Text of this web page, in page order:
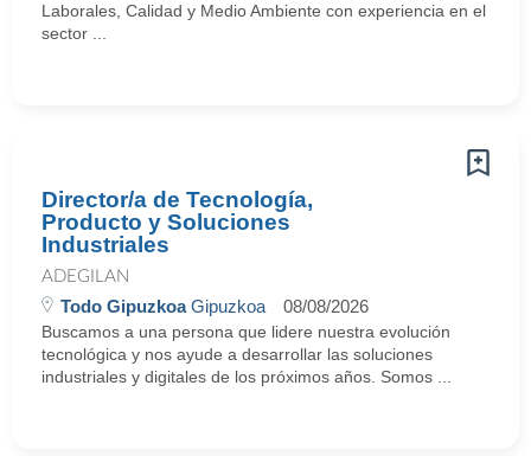
Laborales, Calidad y Medio Ambiente con experiencia en el
sector ...
Director/a de Tecnología,
Producto y Soluciones
Industriales
ADEGILAN
Todo GipuzkoaGipuzkoa 08/08/2026
Buscamos a una persona que lidere nuestra evolución
tecnológica y nos ayude a desarrollar las soluciones
industriales y digitales de los próximos años. Somos ...